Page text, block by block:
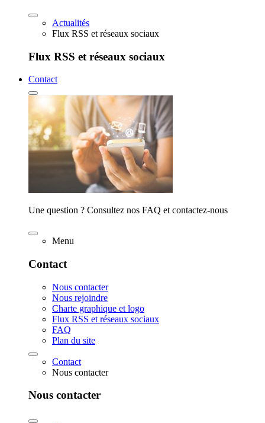
Actualités
Flux RSS et réseaux sociaux
Flux RSS et réseaux sociaux
Contact
Une question ? Consultez nos FAQ et contactez-nous
Menu
Contact
Nous contacter
Nous rejoindre
Charte graphique et logo
Flux RSS et réseaux sociaux
FAQ
Plan du site
Contact
Nous contacter
Nous contacter